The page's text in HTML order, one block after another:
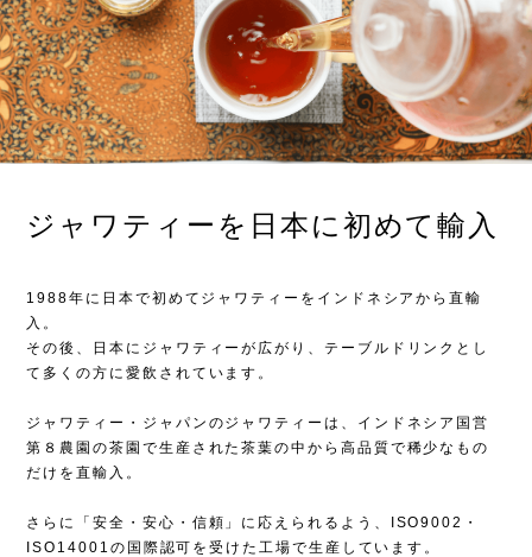
ジャワティーを日本に初めて輸入
1988年に日本で初めてジャワティーをインドネシアから直輸
入。
その後、日本にジャワティーが広がり、テーブルドリンクとし
て多くの方に愛飲されています。
ジャワティー・ジャパンのジャワティーは、インドネシア国営
第８農園の茶園で生産された茶葉の中から高品質で稀少なもの
だけを直輸入。
さらに「安全・安心・信頼」に応えられるよう、ISO9002・
ISO14001の国際認可を受けた工場で生産しています。